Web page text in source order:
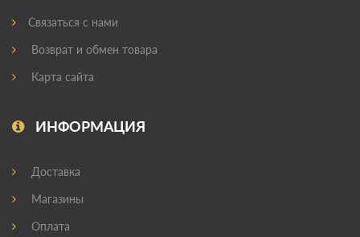
Связаться с нами
Возврат и обмен товара
Карта сайта
ИНФОРМАЦИЯ
Доставка
Магазины
Оплата